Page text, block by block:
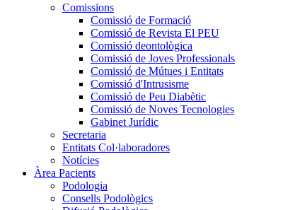
Comissions
Comissió de Formació
Comissió de Revista El PEU
Comissió deontològica
Comissió de Joves Professionals
Comissió de Mútues i Entitats
Comissió d'Intrusisme
Comissió de Peu Diabètic
Comissió de Noves Tecnologies
Gabinet Jurídic
Secretaria
Entitats Col·laboradores
Notícies
Àrea Pacients
Podologia
Consells Podològics